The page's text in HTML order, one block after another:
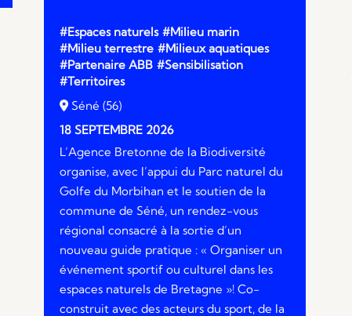
#Espaces naturels #Milieu marin
#Milieu terrestre #Milieux aquatiques
#Partenaire ABB #Sensibilisation
#Territoires
Séné (56)
18 SEPTEMBRE 2026
L’Agence Bretonne de la Biodiversité
organise, avec l’appui du Parc naturel du
Golfe du Morbihan et le soutien de la
commune de Séné, un rendez-vous
régional consacré à la sortie d’un
nouveau guide pratique : « Organiser un
événement sportif ou culturel dans les
espaces naturels de Bretagne »! Co-
construit avec des acteurs du sport, de la